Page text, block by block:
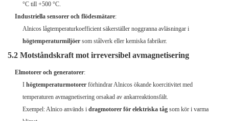
°C till +500 °C.
Industriella sensorer och flödesmätare:
Alnicos lågtemperaturkoefficient säkerställer noggranna avläsningar i
högtemperaturmiljöersom stålverk eller kemiska fabriker.
5.2 Motståndskraft mot irreversibel avmagnetisering
Elmotorer och generatorer:
I högtemperaturmotorerförhindrar Alnicos ökande koercitivitet med
temperaturen avmagnetisering orsakad av ankarreaktionsfält.
Exempel: Alnico används i dragmotorer för elektriska tågsom kör i varma